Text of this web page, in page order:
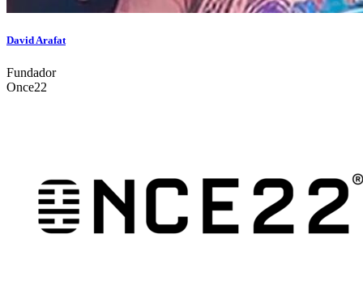
David Arafat
Fundador
Once22